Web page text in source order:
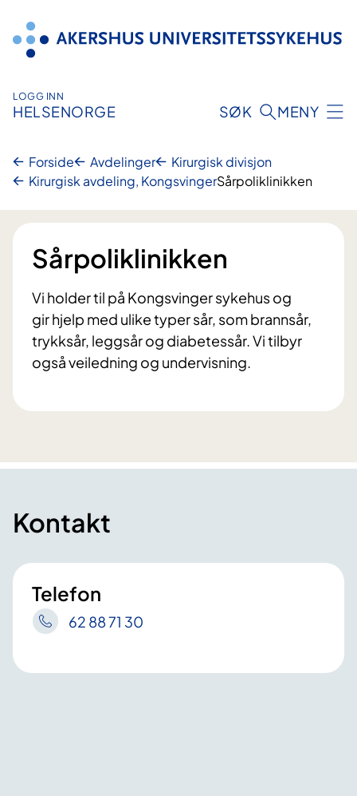
innhold
LOGG INN
HELSENORGE SØK MENY
Forside Avdelinger
Kirurgisk divisjon
Kirurgisk avdeling, KongsvingerSårpoliklinikken
Sårpoliklinikken
Vi holder til på Kongsvinger sykehus og
gir hjelp med ulike typer sår, som brannsår,
trykksår, leggsår og diabetessår. Vi tilbyr
også veiledning og undervisning.
Kontakt
Telefon
62 88 71 30